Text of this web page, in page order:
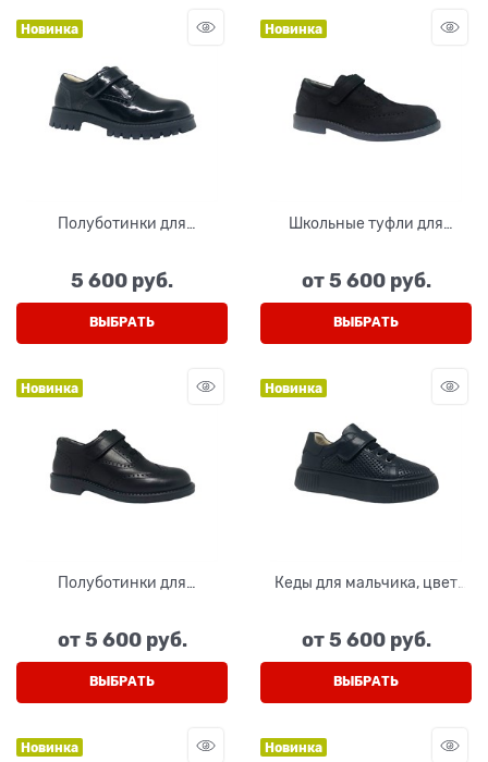
Новинка
Полуботинки для
липучка
5 600 руб.
ВЫБРАТЬ
Новинка
Школьные туфли для
от5 600 руб.
ВЫБРАТЬ
Новинка
Полуботинки для
от5 600 руб.
ВЫБРАТЬ
Новинка
Кеды для мальчика, цвет
от5 600 руб.
ВЫБРАТЬ
Новинка Новинка